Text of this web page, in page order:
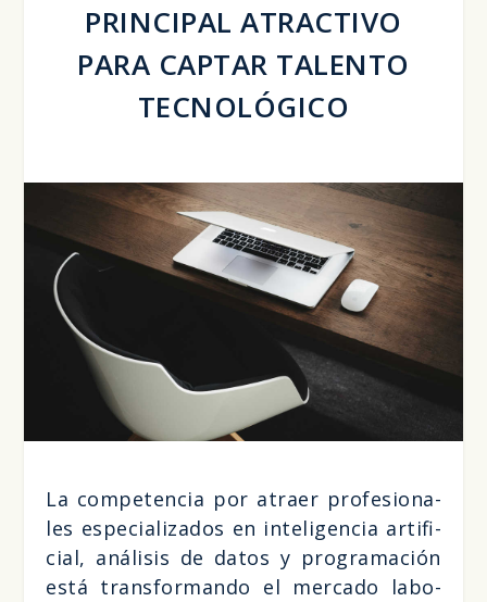
PRINCIPAL ATRACTIVO
PARA CAPTAR TALENTO
TECNOLÓGICO
La com­pe­ten­cia por atraer pro­fe­sio­na­
les espe­cia­li­za­dos en inte­li­gen­cia arti­fi­
cial, aná­li­sis de datos y pro­gra­ma­ción
está trans­for­man­do el mer­ca­do labo­